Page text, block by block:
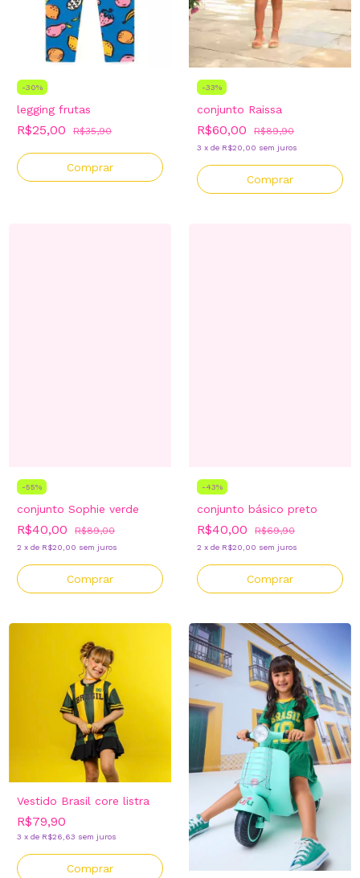
-30%
legging frutas
R$25,00 R$35,90
Comprar
-33%
conjunto Raissa
R$60,00 R$89,90
3 x de R$20,00 sem juros
Comprar
-55%
conjunto Sophie verde
R$40,00 R$89,00
2 x de R$20,00 sem juros
Comprar
-43%
conjunto básico preto
R$40,00 R$69,90
2 x de R$20,00 sem juros
Comprar
Vestido Brasil core listra
R$79,90
3 x de R$26,63 sem juros
Comprar